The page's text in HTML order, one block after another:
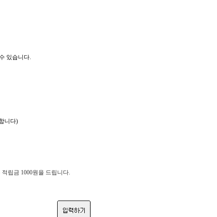
있습니다.
니다)
립금 1000원을 드립니다.